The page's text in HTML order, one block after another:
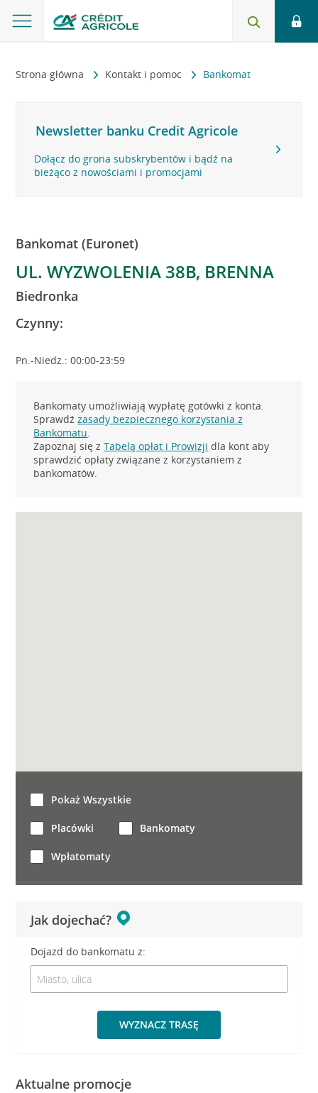
Strona główna Kontakt i pomoc Bankomat
Newsletter banku Credit Agricole
Dołącz do grona subskrybentów i bądź na
bieżąco z nowościami i promocjami
Bankomat (Euronet)
UL. WYZWOLENIA 38B, BRENNA
Biedronka
Czynny:
Pn.-Niedz.: 00:00-23:59
Bankomaty umożliwiają wypłatę gotówki z konta.
Sprawdźzasady bezpiecznego korzystania z
Bankomatu.
Zapoznaj się zTabelą opłat i Prowizji dla kont aby
sprawdzić opłaty związane z korzystaniem z
bankomatów.
Jak dojechać?
Dojazd do bankomatu z:
WYZNACZ TRASĘ
Pokaż Wszystkie
Placówki Bankomaty
Wpłatomaty
Aktualne promocje